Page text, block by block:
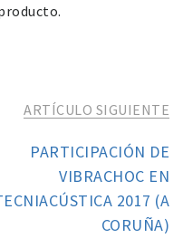
ARTÍCULO SIGUIENTE
PARTICIPACIÓN DE
VIBRACHOC EN
2017 (A
CORUÑA)